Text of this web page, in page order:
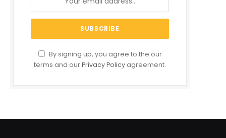
By signing up, you agree to the our
terms and ourPrivacy Policy agreement.